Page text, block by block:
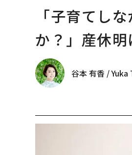
「子育てし
か？」産休明
谷本 有香 /